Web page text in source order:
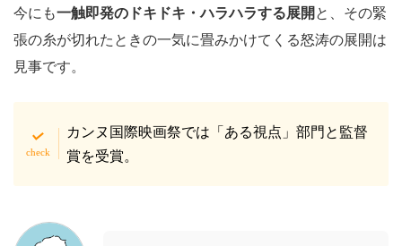
今にも一触即発のドキドキ・ハラハラする展開と、その緊
張の糸が切れたときの一気に畳みかけてくる怒涛の展開は
見事です。
カンヌ国際映画祭では「ある視点」部門と監督
賞を受賞。